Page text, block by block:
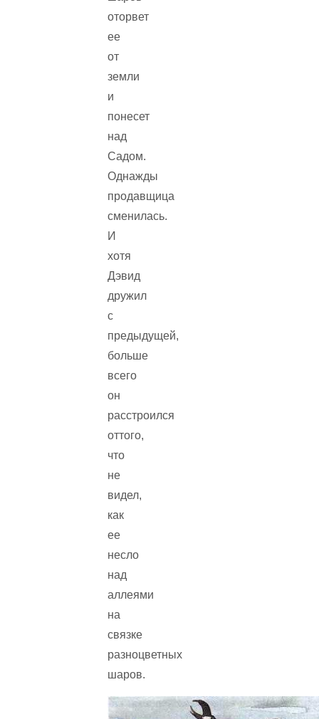
оторвет
ее
от
земли
и
понесет
над
Садом.
Однажды
продавщица
сменилась.
И
хотя
Дэвид
дружил
с
предыдущей,
больше
всего
он
расстроился
оттого,
что
не
видел,
как
ее
несло
над
аллеями
на
связке
разноцветных
шаров.